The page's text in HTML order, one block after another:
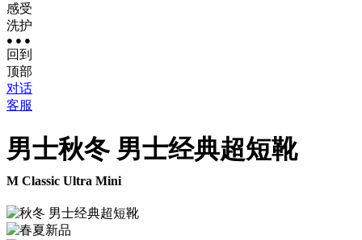
感受
洗护
● ● ●
回到
顶部
对话
客服
男士秋冬 男士经典超短靴
M Classic Ultra Mini